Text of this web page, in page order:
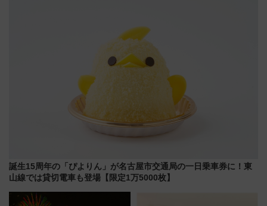
誕生15周年の「ぴよりん」が名古屋市交通局の一日乗車券に！東
山線では貸切電車も登場【限定1万5000枚】